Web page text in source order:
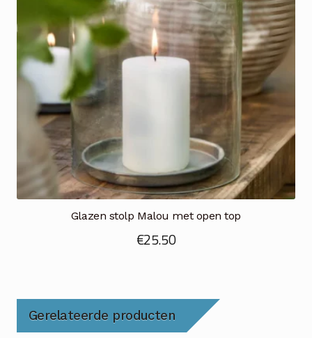
Glazen stolp Malou met open top
€25.50
Gerelateerde producten